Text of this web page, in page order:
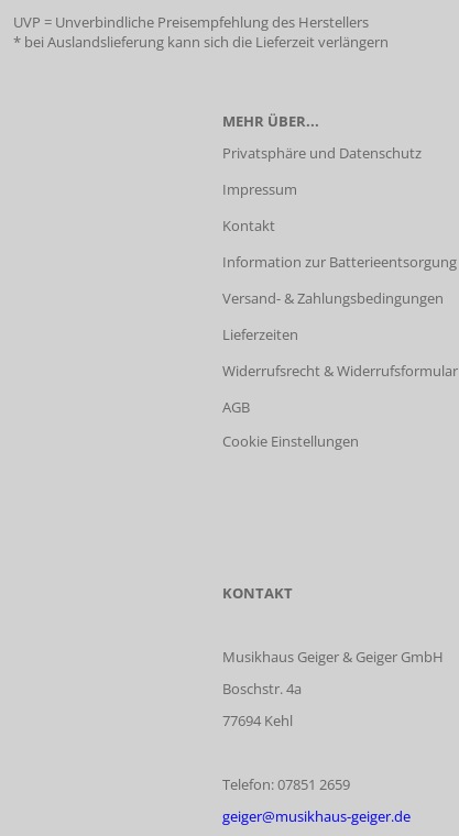
UVP = Unverbindliche Preisempfehlung des Herstellers
* bei Auslandslieferung kann sich die Lieferzeit verlängern
MEHR ÜBER...
Privatsphäre und Datenschutz
Impressum
Kontakt
Information zur Batterieentsorgung
Versand- & Zahlungsbedingungen
Lieferzeiten
Widerrufsrecht & Widerrufsformular
AGB
Cookie Einstellungen
KONTAKT
Musikhaus Geiger & Geiger GmbH
Boschstr. 4a
77694 Kehl
Telefon: 07851 2659
geiger@musikhaus-geiger.de